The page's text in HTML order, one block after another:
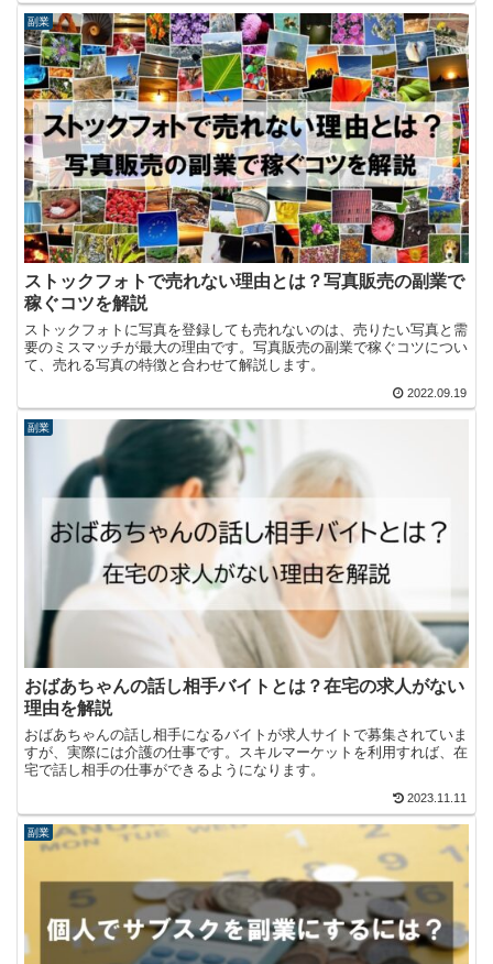
副業
ストックフォトで売れない理由とは？写真販売の副業で
稼ぐコツを解説
ストックフォトに写真を登録しても売れないのは、売りたい写真と需
要のミスマッチが最大の理由です。写真販売の副業で稼ぐコツについ
て、売れる写真の特徴と合わせて解説します。
2022.09.19
副業
おばあちゃんの話し相手バイトとは？在宅の求人がない
理由を解説
おばあちゃんの話し相手になるバイトが求人サイトで募集されていま
すが、実際には介護の仕事です。スキルマーケットを利用すれば、在
宅で話し相手の仕事ができるようになります。
2023.11.11
副業